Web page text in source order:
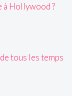
à Hollywood ?
tous les temps